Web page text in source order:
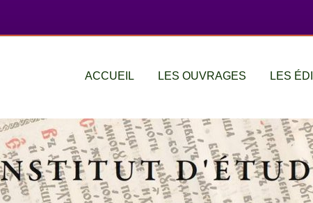
ACCUEIL LES OUVRAGES LES